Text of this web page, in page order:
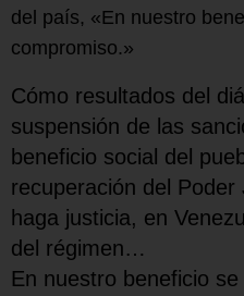
del país, «En nuestro
compromiso.»
Cómo resultados del
suspensión de las
beneficio social del
recuperación del
haga justicia, en
del régimen…
En nuestro beneficio